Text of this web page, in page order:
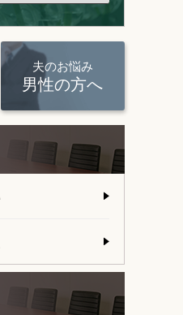
夫のお悩み
男性の方へ